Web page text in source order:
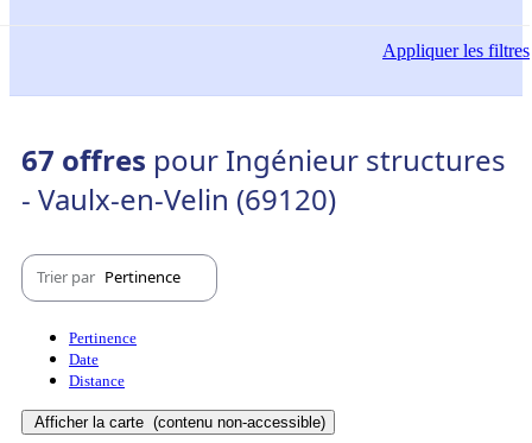
Appliquerles filtres
67 offres pour Ingénieur structures
- Vaulx-en-Velin (69120)
Trier par Pertinence
Pertinence
Date
Distance
Afficher la carte (contenu non-accessible)